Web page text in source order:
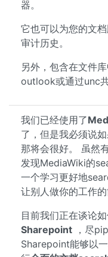
器。
它也可以为您的文
审计历史。
另外，包含在文件
outlook或通过unc共
我们已经使用了
了，但是我必须说
那将会很好。 虽然
发现MediaWiki的
一个学习更好地
让别人做你的工作的
目前我们正在谈论
Sharepoint ，尽
Sharepoint能够以